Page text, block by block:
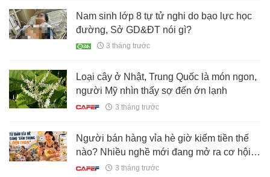
Nam sinh lớp 8 tự tử nghi do bạo lực học
đường, Sở GD&ĐT nói gì?
3 tháng trước
Loại cây ở Nhật, Trung Quốc là món ngon,
người Mỹ nhìn thấy sợ đến ớn lạnh
3 tháng trước
Người bán hàng vỉa hè giờ kiếm tiền thế
nào? Nhiều nghề mới đang mở ra cơ hội
sống ổn định hơn
3 tháng trước